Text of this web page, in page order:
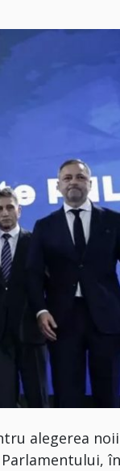
alegerea noii